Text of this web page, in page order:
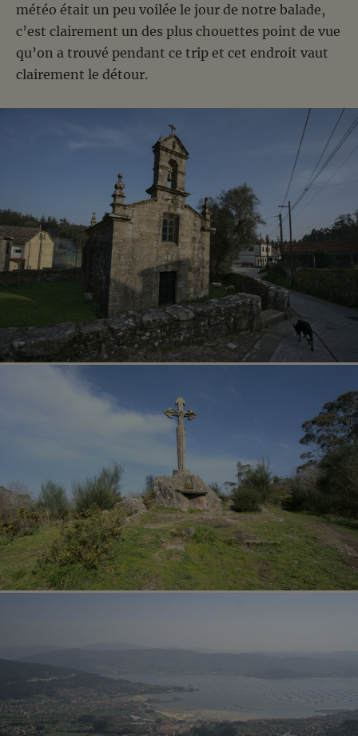
météo était un peu voilée le jour de notre balade,
c’est clairement un des plus chouettes point de vue
qu’on a trouvé pendant ce trip et cet endroit vaut
clairement le détour.